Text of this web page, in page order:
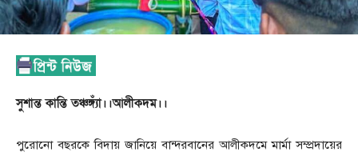
সুশান্ত কান্তি তঞ্চঙ্গ্যাঁ।।আলীকদম।।
পুরোনো বছরকে বিদায় জানিয়ে বান্দরবানের আলীকদমে মার্মা সম্প্রদায়ের